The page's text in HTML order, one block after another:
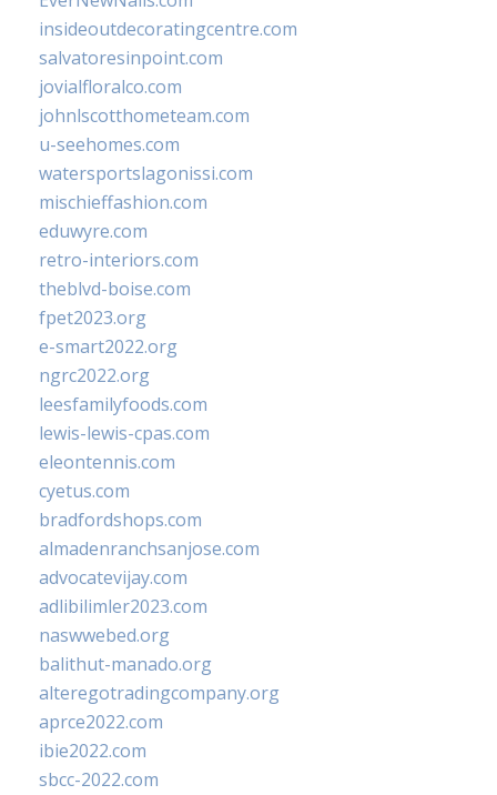
insideoutdecoratingcentre.com
salvatoresinpoint.com
jovialfloralco.com
johnlscotthometeam.com
u-seehomes.com
watersportslagonissi.com
mischieffashion.com
eduwyre.com
retro-interiors.com
theblvd-boise.com
fpet2023.org
e-smart2022.org
ngrc2022.org
leesfamilyfoods.com
lewis-lewis-cpas.com
eleontennis.com
cyetus.com
bradfordshops.com
almadenranchsanjose.com
advocatevijay.com
adlibilimler2023.com
naswwebed.org
balithut-manado.org
alteregotradingcompany.org
aprce2022.com
ibie2022.com
sbcc-2022.com